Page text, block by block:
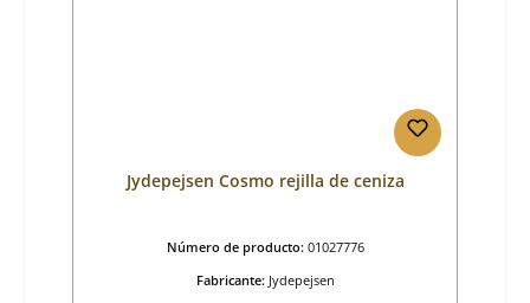
Jydepejsen Cosmo rejilla de ceniza
Número de producto: 01027776
Fabricante: Jydepejsen